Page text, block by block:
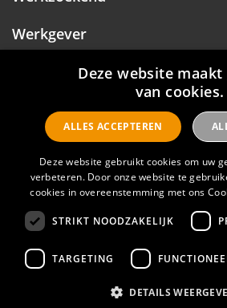
Werkgever
Over Hotelprofessionals
FAQ
Privacyverklaring
Contact
Gebruikersvoorwaarden
Deze website
van cookies.
Deze website gebruikt cookies om uw
verbeteren. Door onze website te
cookies in overeenstemming met ons
STRIKT NOODZAKELIJK
TARGETING
ALLES ACCEPTEREN
DETAILS